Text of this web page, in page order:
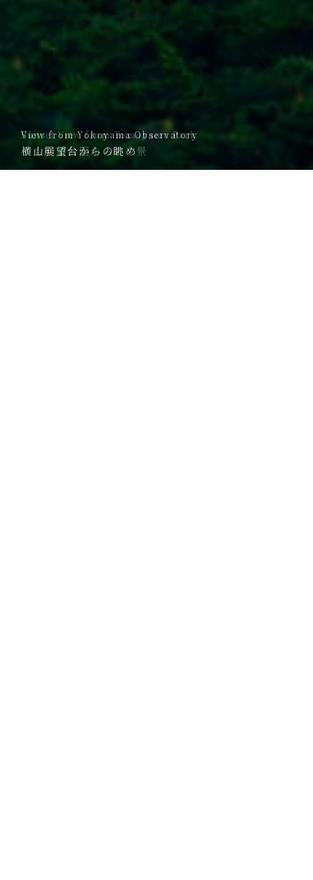
View from Yokoyama Observatory
横山展望台からの眺め
Fresh Green Kochia at Shima City Tourist Farm
新緑コキア【志摩市観光農園】